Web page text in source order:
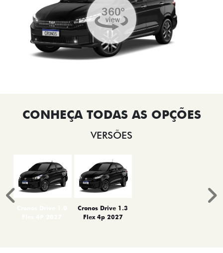
VERSÕES
Cronos Drive 1.3
Flex 4p 2027
Anterior